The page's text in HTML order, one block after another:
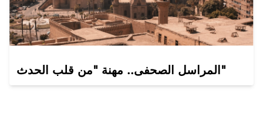
المراسل الصحفى.. مهنة "من قلب الحدث"